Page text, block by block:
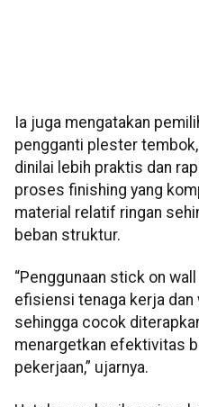
Ia juga mengatakan
pengganti plester
dinilai lebih praktis dan
proses finishing yang
material relatif ringan
beban struktur.
“Penggunaan stick on
efisiensi tenaga kerja dan
sehingga cocok
menargetkan efektivitas
pekerjaan,” ujarnya.